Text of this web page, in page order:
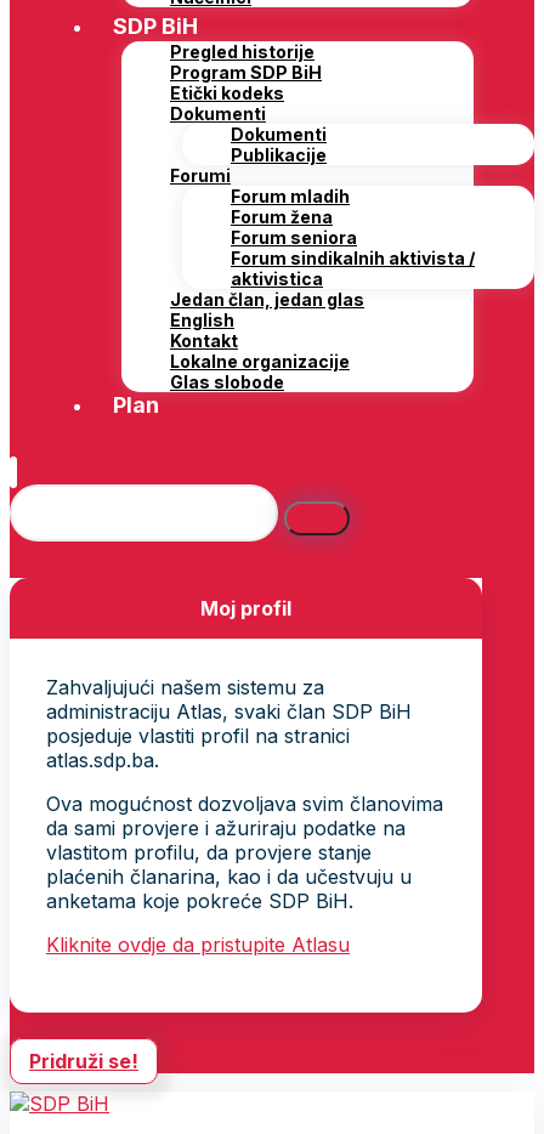
SDP BiH
Pregled historije
Program SDP BiH
Etički kodeks
Dokumenti
Dokumenti
Publikacije
Forumi
Forum mladih
Forum žena
Forum seniora
Forum sindikalnih aktivista /
aktivistica
Jedan član, jedan glas
English
Kontakt
Lokalne organizacije
Glas slobode
Plan
Moj profil
Zahvaljujući našem sistemu za
administraciju Atlas, svaki član SDP BiH
posjeduje vlastiti profil na stranici
atlas.sdp.ba.
Ova mogućnost dozvoljava svim članovima
da sami provjere i ažuriraju podatke na
vlastitom profilu, da provjere stanje
plaćenih članarina, kao i da učestvuju u
anketama koje pokreće SDP BiH.
Kliknite ovdje da pristupite Atlasu
Pridruži se!